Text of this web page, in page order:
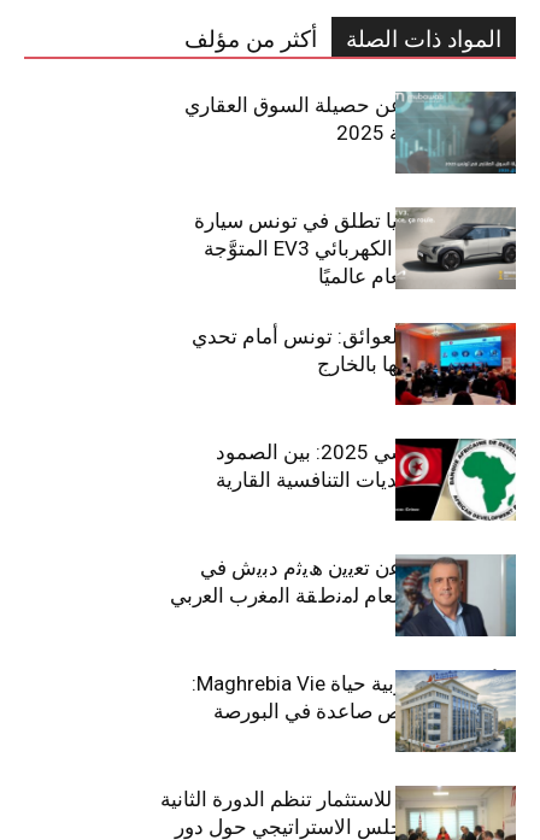
المواد ذات الصلة أكثر من مؤلف
مبوب تكشف عن حصيلة السوق العقاري
في تونس لسنة 2025
سيتي كارز – كيا تطلق في تونس سيارة
الـدفع الرباعي الكهربائي EV3 المتوَّجة
بلقب سيارة العام عالميًا
بين الطموح والعوائق: تونس أمام تحدي
استعادة كفاءاتها بالخارج
الاقتصاد التونسي 2025: بين الصمود
الاجتماعي وتحديات التنافسية القارية
ﺗﯾﺗرا ﺑﺎك ﺗﻌﻠن ﻋن ﺗﻌﯾﯾن ھﯾﺛم دﺑﯾش ﻓﻲ
ﻣﻧﺻب اﻟﻣدﯾر اﻟﻌﺎم ﻟﻣﻧطﻘﺔ اﻟﻣﻐرب اﻟﻌرﺑﻲ
وﻏرب أﻓرﯾﻘﯾﺎ
التأمينات المغربية حياة Maghrebia Vie:
فاعل رائد بفرص صاعدة في البورصة
(+34.8%)
الهيئة التونسية للاستثمار تنظم الدورة الثانية
والعشرين للمجلس الاستراتيجي حول دور